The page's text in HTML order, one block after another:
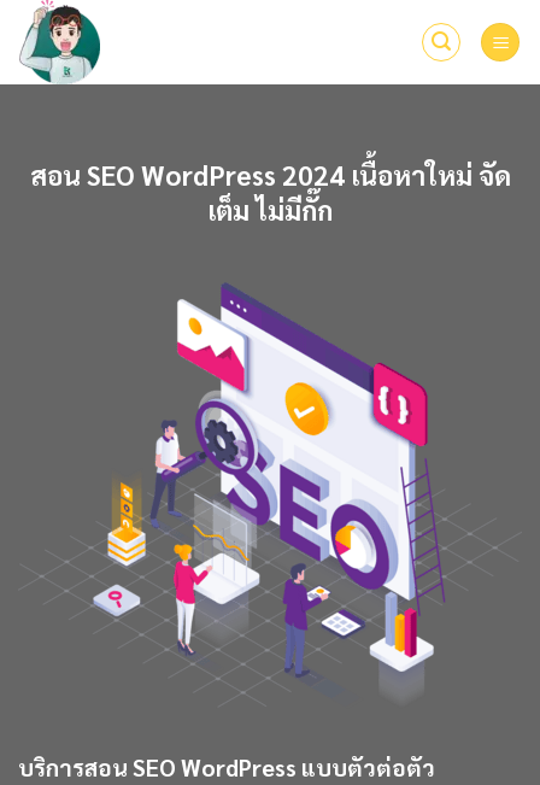
Skip
content
สอน SEO WordPress 2024 เนื้อหาใหม่ จัด
เต็ม ไม่มีกั๊ก
บริการสอน SEO WordPress แบบตัวต่อตัว